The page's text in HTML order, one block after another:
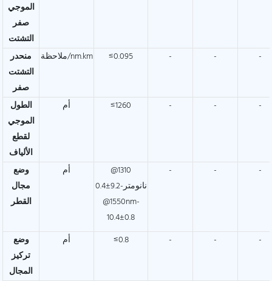
الموجي
صفر
التشتت
منحدر
التشتت
صفر
ملاحظة/nm.km ≤0.095 - - -
الطول
الموجي
لقطع
الألياف
أم ≤1260 - - -
وضع
مجال
القطر
أم
@1310
نانومتر-9.2±0.4
@1550nm-
10.4±0.8
- - -
وضع
تركيز
المجال
أم ≤0.8 - - -